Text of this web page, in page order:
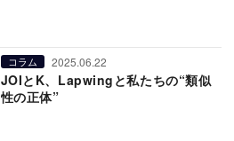
コラム 2025.06.22
JOIとK、Lapwingと私たちの“類似
性の正体”